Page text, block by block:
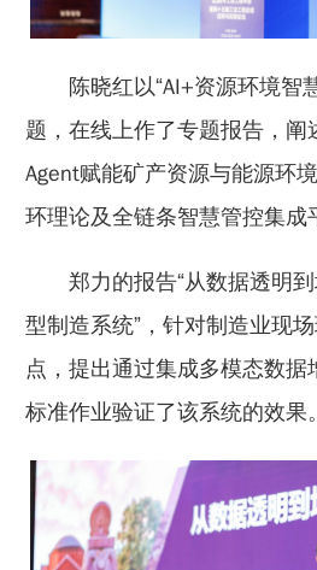
陈晓红以“AI+资源环境智
题，在线上作了专题报告，阐
Agent赋能矿产资源与能源环
环理论及全链条智慧管控集成
郑力的报告“从数据透明
型制造系统”，针对制造业现
点，提出通过集成多模态数
标准作业验证了该系统的效果。